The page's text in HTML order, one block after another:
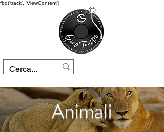
fbq('track', 'ViewContent')
Animali